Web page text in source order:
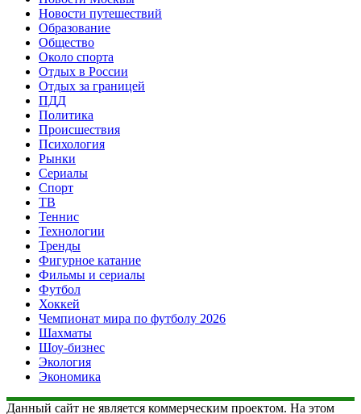
Новости путешествий
Образование
Общество
Около спорта
Отдых в России
Отдых за границей
ПДД
Политика
Происшествия
Психология
Рынки
Сериалы
Спорт
ТВ
Теннис
Технологии
Тренды
Фигурное катание
Фильмы и сериалы
Футбол
Хоккей
Чемпионат мира по футболу 2026
Шахматы
Шоу-бизнес
Экология
Экономика
Данный сайт не является коммерческим проектом. На этом